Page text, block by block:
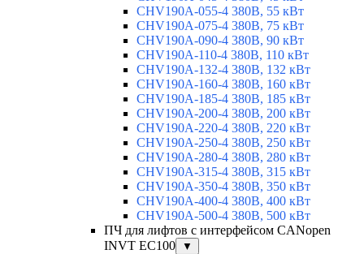
CHV190A-055-4 380В, 55 кВт
CHV190A-075-4 380В, 75 кВт
CHV190A-090-4 380В, 90 кВт
CHV190A-110-4 380В, 110 кВт
CHV190A-132-4 380В, 132 кВт
CHV190A-160-4 380В, 160 кВт
CHV190A-185-4 380В, 185 кВт
CHV190A-200-4 380В, 200 кВт
CHV190A-220-4 380В, 220 кВт
CHV190A-250-4 380В, 250 кВт
CHV190A-280-4 380В, 280 кВт
CHV190A-315-4 380В, 315 кВт
CHV190A-350-4 380В, 350 кВт
CHV190A-400-4 380В, 400 кВт
CHV190A-500-4 380В, 500 кВт
ПЧ для лифтов с интерфейсом CANopen
INVT EC100
▼